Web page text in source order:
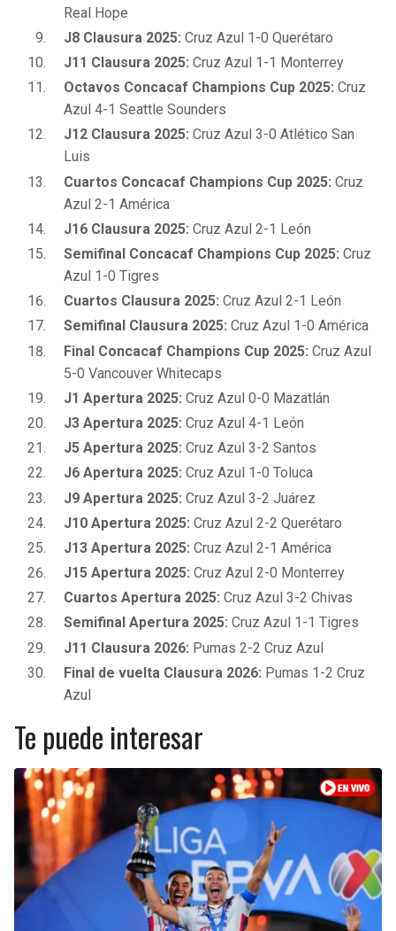
Real Hope
J8 Clausura 2025: Cruz Azul 1-0 Querétaro
J11 Clausura 2025: Cruz Azul 1-1 Monterrey
Octavos Concacaf Champions Cup 2025: Cruz
Azul 4-1 Seattle Sounders
J12 Clausura 2025: Cruz Azul 3-0 Atlético San
Luis
Cuartos Concacaf Champions Cup 2025: Cruz
Azul 2-1 América
J16 Clausura 2025: Cruz Azul 2-1 León
Semifinal Concacaf Champions Cup 2025: Cruz
Azul 1-0 Tigres
Cuartos Clausura 2025: Cruz Azul 2-1 León
Semifinal Clausura 2025: Cruz Azul 1-0 América
Final Concacaf Champions Cup 2025: Cruz Azul
5-0 Vancouver Whitecaps
J1 Apertura 2025: Cruz Azul 0-0 Mazatlán
J3 Apertura 2025: Cruz Azul 4-1 León
J5 Apertura 2025: Cruz Azul 3-2 Santos
J6 Apertura 2025: Cruz Azul 1-0 Toluca
J9 Apertura 2025: Cruz Azul 3-2 Juárez
J10 Apertura 2025: Cruz Azul 2-2 Querétaro
J13 Apertura 2025: Cruz Azul 2-1 América
J15 Apertura 2025: Cruz Azul 2-0 Monterrey
Cuartos Apertura 2025: Cruz Azul 3-2 Chivas
Semifinal Apertura 2025: Cruz Azul 1-1 Tigres
J11 Clausura 2026: Pumas 2-2 Cruz Azul
Final de vuelta Clausura 2026: Pumas 1-2 Cruz
Azul
Te puede interesar